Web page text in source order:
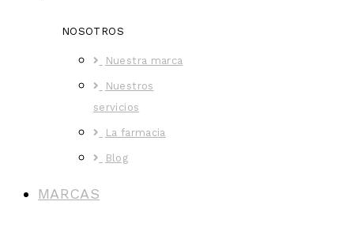
NOSOTROS
Nuestra marca
Nuestros
servicios
La farmacia
Blog
MARCAS